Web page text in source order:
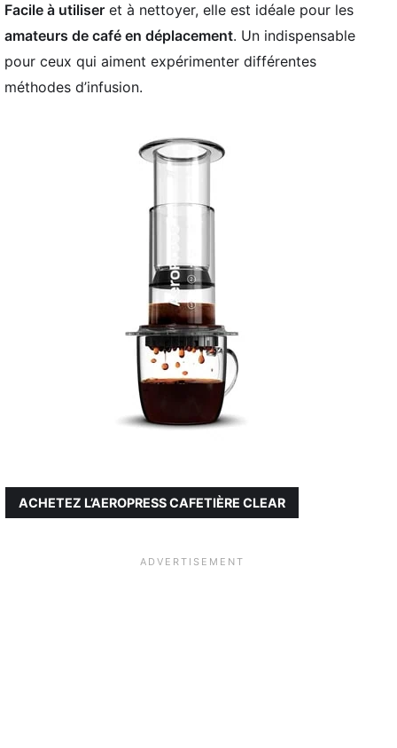
Facile à utiliser et à nettoyer, elle est idéale pour les
amateurs de café en déplacement. Un indispensable
pour ceux qui aiment expérimenter différentes
méthodes d’infusion.
ACHETEZ L’AEROPRESS CAFETIÈRE CLEAR